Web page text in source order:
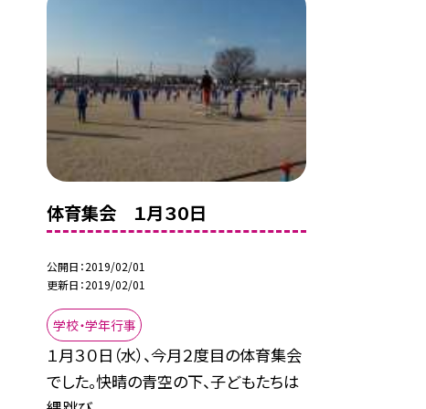
体育集会 １月３０日
公開日 2019/02/01
更新日 2019/02/01
学校・学年行事
１月３０日（水）、今月２度目の体育集会
でした。快晴の青空の下、子どもたちは